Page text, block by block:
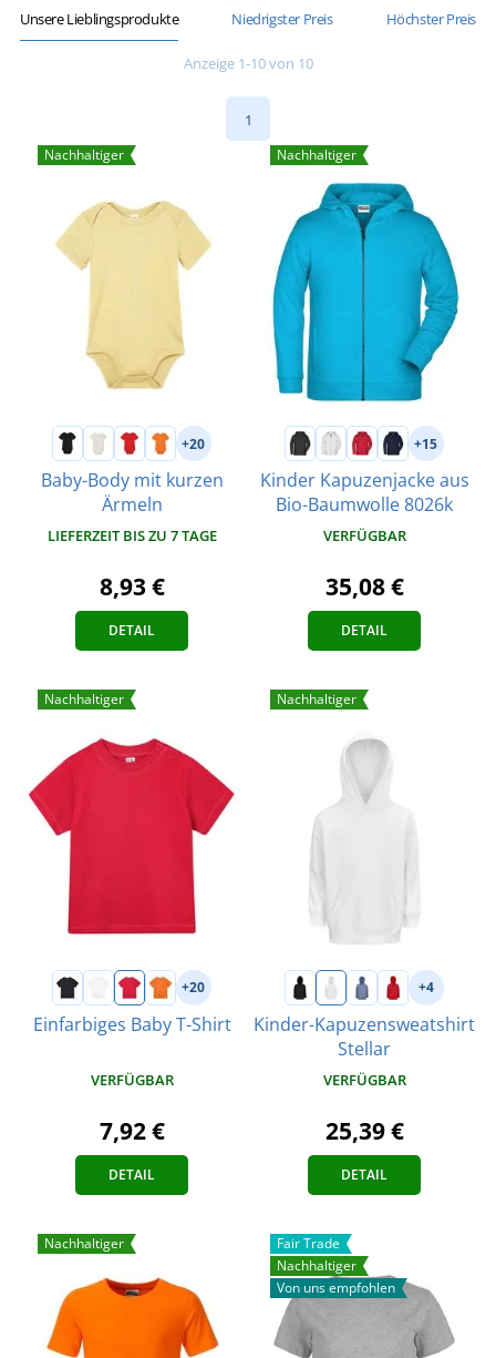
gezogen.
Unsere Lieblingsprodukte Niedrigster Preis Höchster Preis
Anzeige 1-10 von 10
1
Nachhaltiger
+20
Baby-Body mit kurzen
Ärmeln
LIEFERZEIT BIS ZU 7 TAGE
8,93 €
DETAIL
Nachhaltiger
+15
Kinder Kapuzenjacke aus
Bio-Baumwolle 8026k
VERFÜGBAR
35,08 €
DETAIL
Nachhaltiger
+20
Einfarbiges Baby T-Shirt
VERFÜGBAR
7,92 €
DETAIL
Nachhaltiger
+4
Kinder-Kapuzensweatshirt
Stellar
VERFÜGBAR
25,39 €
DETAIL
Nachhaltiger
Fair Trade
Nachhaltiger
Von uns empfohlen